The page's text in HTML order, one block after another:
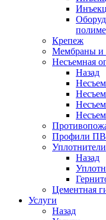
Крепеж
Мембраны и
Несъемная
Назад
Профили
Уплотнители
Назад
Цементная
Услуги
Назад